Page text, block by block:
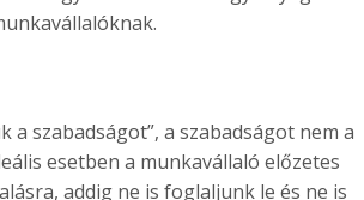
szabadságot”, a szabadságot nem a
esetben a munkavállaló előzetes
addig ne is foglaljunk le és ne is